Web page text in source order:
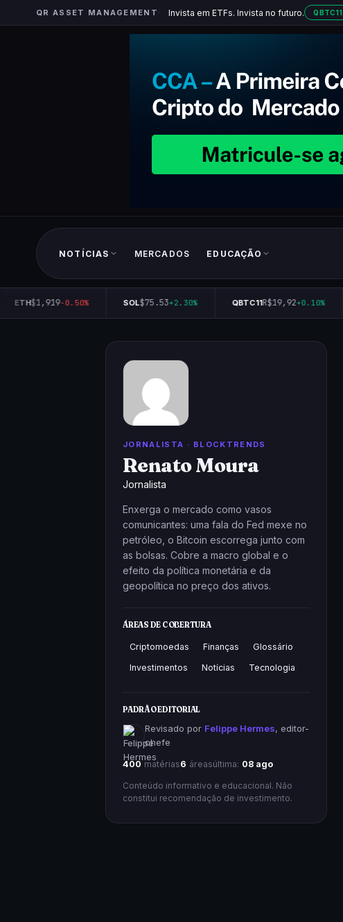
QR ASSET MANAGEMENT Invista em ETFs. Invista no futuro. QBTC11
NOTÍCIAS MERCADOS EDUCAÇÃO
ETH$1,919-0.50% SOL$75.53+2.30% QBTC11R$19,92+0.10%
JORNALISTA · BLOCKTRENDS
Renato Moura
Jornalista
Enxerga o mercado como vasos
comunicantes: uma fala do Fed mexe no
petróleo, o Bitcoin escorrega junto com
as bolsas. Cobre a macro global e o
efeito da política monetária e da
geopolítica no preço dos ativos.
ÁREAS DE COBERTURA
Criptomoedas Finanças
Glossário
Investimentos
Notícias Tecnologia
PADRÃO EDITORIAL
Revisado por Felippe Hermes, editor-
chefe
400 matérias6 áreasúltima: 08 ago
Conteúdo informativo e educacional. Não
constitui recomendação de investimento.